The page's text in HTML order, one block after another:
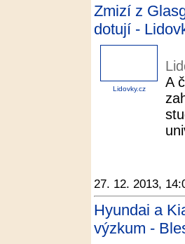
Zmizí z
dotují -
Lidovky.cz
A
27. 12. 2013,
Hyundai a
výzkum -